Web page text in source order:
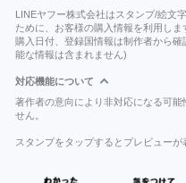
LINEヤフー株式会社はスタンプ/絵文
ために、お客様の購入情報を利用しま
購入日付、登録国情報は制作者から
能な情報は含まれません)
対応機能について
著作者の意向により非対応になる可
せん。
スタンプをタップするとプレビューが